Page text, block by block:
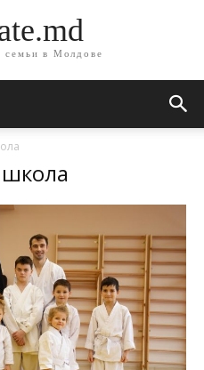
семьи в Молдове